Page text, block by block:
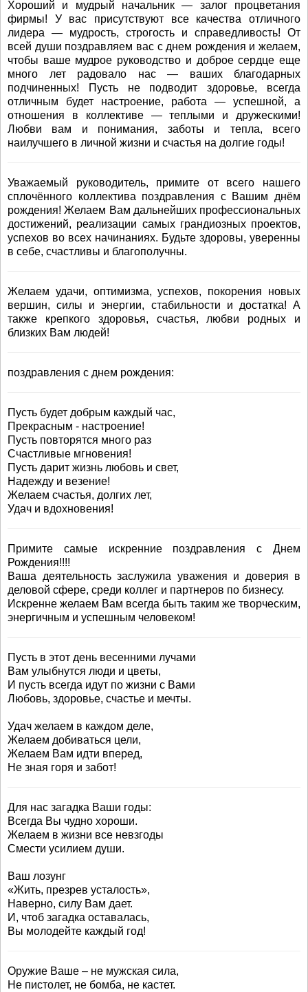
Хороший и мудрый начальник — залог процветания
фирмы! У вас присутствуют все качества отличного
лидера — мудрость, строгость и справедливость! От
всей души поздравляем вас с днем рождения и желаем,
чтобы ваше мудрое руководство и доброе сердце еще
много лет радовало нас — ваших благодарных
подчиненных! Пусть не подводит здоровье, всегда
отличным будет настроение, работа — успешной, а
отношения в коллективе — теплыми и дружескими!
Любви вам и понимания, заботы и тепла, всего
наилучшего в личной жизни и счастья на долгие годы!
Уважаемый руководитель, примите от всего нашего
сплочённого коллектива поздравления с Вашим днём
рождения! Желаем Вам дальнейших профессиональных
достижений, реализации самых грандиозных проектов,
успехов во всех начинаниях. Будьте здоровы, уверенны
в себе, счастливы и благополучны.
Желаем удачи, оптимизма, успехов, покорения новых
вершин, силы и энергии, стабильности и достатка! А
также крепкого здоровья, счастья, любви родных и
близких Вам людей!
поздравления с днем рождения:
Пусть будет добрым каждый час,
Прекрасным - настроение!
Пусть повторятся много раз
Счастливые мгновения!
Пусть дарит жизнь любовь и свет,
Надежду и везение!
Желаем счастья, долгих лет,
Удач и вдохновения!
Примите самые искренние поздравления с Днем
Рождения!!!!
Ваша деятельность заслужила уважения и доверия в
деловой сфере, среди коллег и партнеров по бизнесу.
Искренне желаем Вам всегда быть таким же творческим,
энергичным и успешным человеком!
Пусть в этот день весенними лучами
Вам улыбнутся люди и цветы,
И пусть всегда идут по жизни с Вами
Любовь, здоровье, счастье и мечты.
Удач желаем в каждом деле,
Желаем добиваться цели,
Желаем Вам идти вперед,
Не зная горя и забот!
Для нас загадка Ваши годы:
Всегда Вы чудно хороши.
Желаем в жизни все невзгоды
Смести усилием души.
Ваш лозунг
«Жить, презрев усталость»,
Наверно, силу Вам дает.
И, чтоб загадка оставалась,
Вы молодейте каждый год!
Оружие Ваше – не мужская сила,
Не пистолет, не бомба, не кастет.